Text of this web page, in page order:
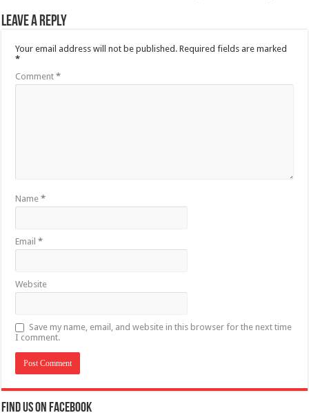
Leave a Reply
Your email address will not be published. Required fields are marked
*
Comment*
Name*
Email*
Website
Save my name, email, and website in this browser for the next time
I comment.
Find us on Facebook